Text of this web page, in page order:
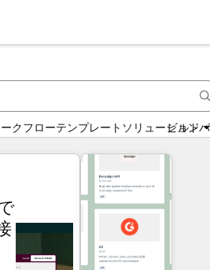
クフローテンプレート ソリューション
ビルド